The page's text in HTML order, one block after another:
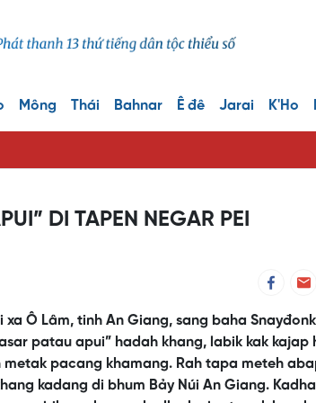
Mông Thái Bahnar Ê đê Jarai K'Ho
DI TAPEN NEGAR PEI
Ô Lâm, tinh An Giang, sang baha
patau apui” hadah khang, labik kak kajap
pacang khamang. Rah tapa meteh
kadang di bhum Bảy Núi An Giang. Kadha